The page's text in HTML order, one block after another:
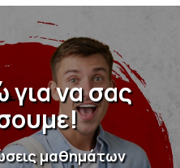
για να σας
μαθημάτων